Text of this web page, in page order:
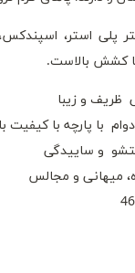
پلی استر،
کشش بالاست.
ظریف و زیبا
با پارچه با کیفیت
و ساییدگی
میهانی و مجالس